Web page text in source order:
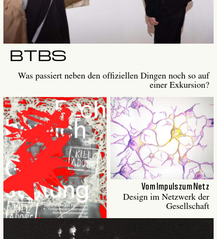
BTBS
Was passiert neben den offiziellen Dingen noch so auf
einer Exkursion?
Vom Impuls zum Netz
Design im Netzwerk der
Gesellschaft